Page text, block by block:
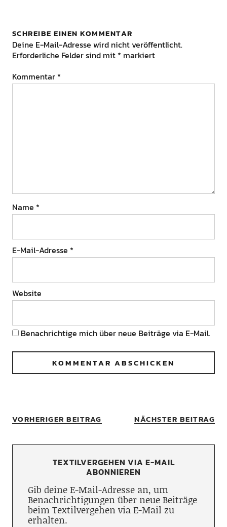
SCHREIBE EINEN KOMMENTAR
Deine E-Mail-Adresse wird nicht veröffentlicht.
Erforderliche Felder sind mit * markiert
Kommentar *
Name *
E-Mail-Adresse *
Website
Benachrichtige mich über neue Beiträge via E-Mail.
VORHERIGER BEITRAG NÄCHSTER BEITRAG
TEXTILVERGEHEN VIA E-MAIL
ABONNIEREN
Gib deine E-Mail-Adresse an, um
Benachrichtigungen über neue Beiträge
beim Textilvergehen via E-Mail zu
erhalten.